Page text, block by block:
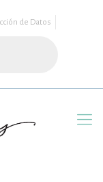
de Datos